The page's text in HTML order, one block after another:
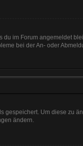
im Forum angemeldet
bei der An- oder
Um diese zu
ändern.